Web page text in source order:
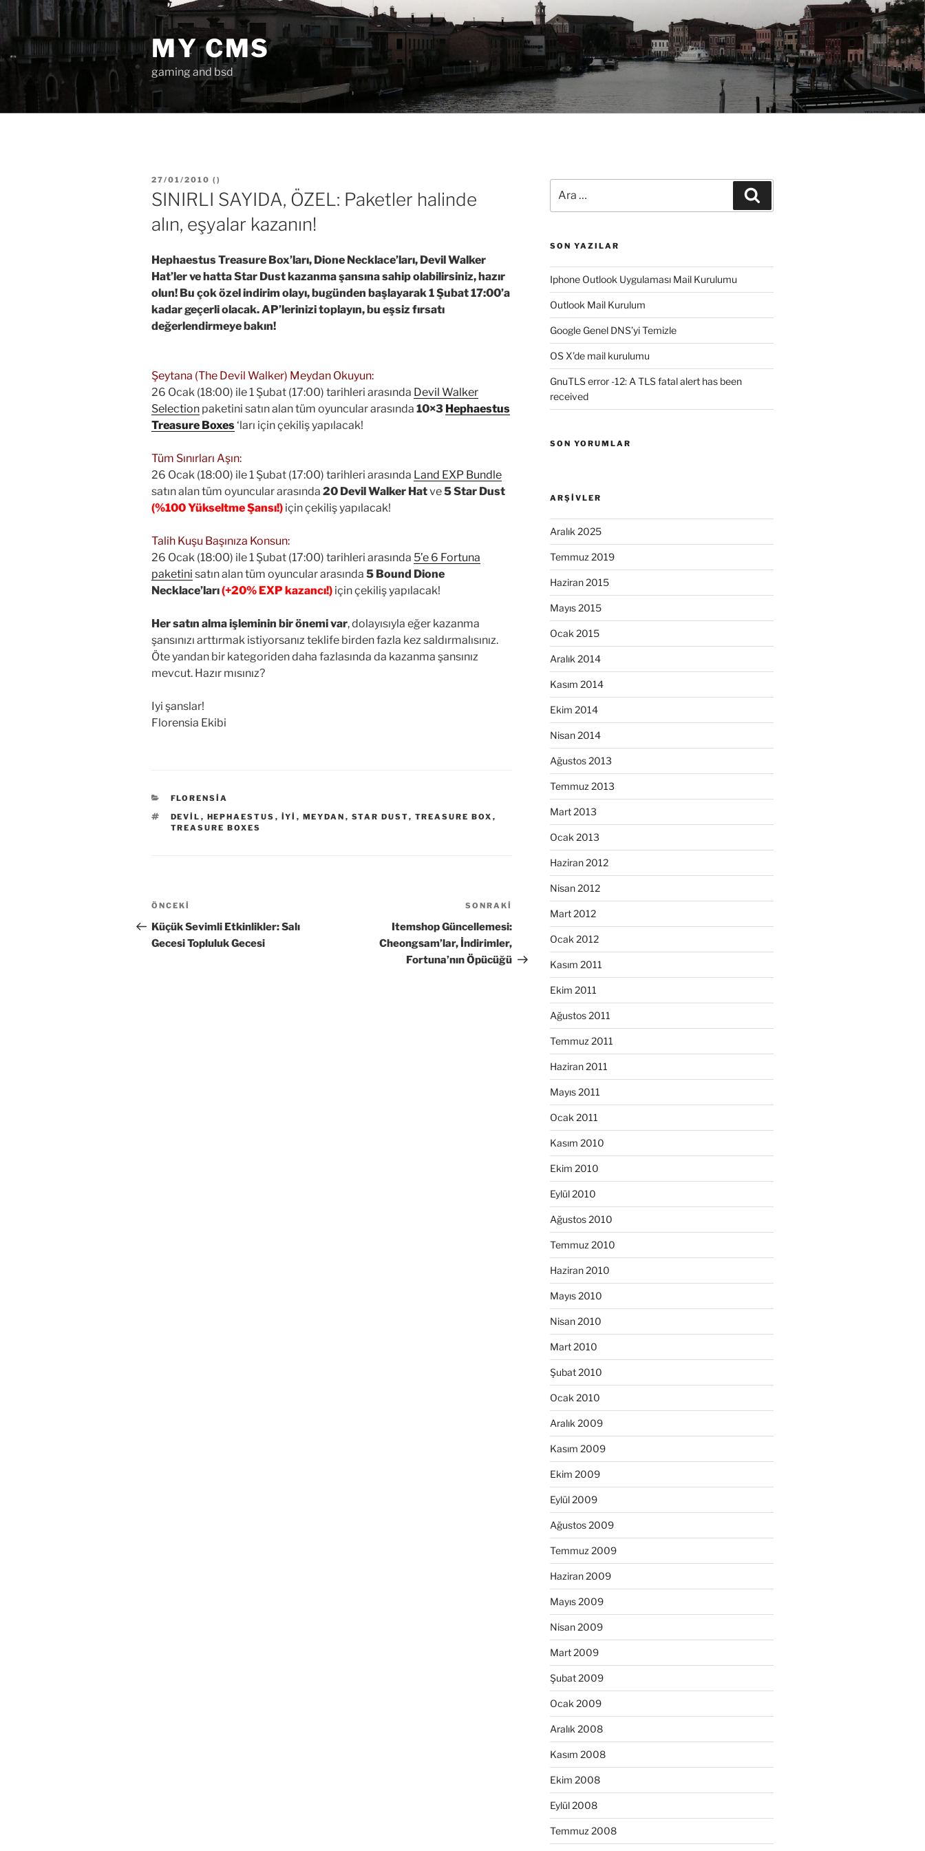
İçeriğe
geç
MY CMS
gaming and bsd
YAYIM
TARIHI
27/01/2010 ( )
SINIRLI SAYIDA, ÖZEL: Paketler halinde
alın, eşyalar kazanın!
Hephaestus Treasure Box’ları, Dione Necklace’ları, Devil Walker
Hat’ler ve hatta Star Dust kazanma şansına sahip olabilirsiniz, hazır
olun! Bu çok özel indirim olayı, bugünden başlayarak 1 Şubat 17:00’a
kadar geçerli olacak. AP’lerinizi toplayın, bu eşsiz fırsatı
değerlendirmeye bakın!
Şeytana (The Devil Walker) Meydan Okuyun:
26 Ocak (18:00) ile 1 Şubat (17:00) tarihleri arasında Devil Walker
Selection paketini satın alan tüm oyuncular arasında 10×3 Hephaestus
Treasure Boxes‘ları için çekiliş yapılacak!
Tüm Sınırları Aşın:
26 Ocak (18:00) ile 1 Şubat (17:00) tarihleri arasında Land EXP Bundle
satın alan tüm oyuncular arasında 20 Devil Walker Hatve5 Star Dust
(%100 Yükseltme Şansı!) için çekiliş yapılacak!
Talih Kuşu Başınıza Konsun:
26 Ocak (18:00) ile 1 Şubat (17:00) tarihleri arasında 5’e 6 Fortuna
paketini satın alan tüm oyuncular arasında 5 Bound Dione
Necklace’ları(+20% EXP kazancı!) için çekiliş yapılacak!
Her satın alma işleminin bir önemi var, dolayısıyla eğer kazanma
şansınızı arttırmak istiyorsanız teklife birden fazla kez saldırmalısınız.
Öte yandan bir kategoriden daha fazlasında da kazanma şansınız
mevcut. Hazır mısınız?
Iyi şanslar!
Florensia Ekibi
KATEGORILER
FLORENSIA
ETIKETLER
DEVIL , HEPHAESTUS , IYI , MEYDAN , STAR DUST, TREASURE BOX ,
TREASURE BOXES
Yazı
gezinmesi
Önceki
Yazı
ÖNCEKI
Küçük Sevimli Etkinlikler: Salı
Gecesi Topluluk Gecesi
Sonraki
Yazı
SONRAKI
Itemshop Güncellemesi:
Cheongsam’lar, İndirimler,
Fortuna’nın Öpücüğü
SON YAZILAR
Iphone Outlook Uygulaması Mail Kurulumu
Outlook Mail Kurulum
Google Genel DNS’yi Temizle
OS X’de mail kurulumu
GnuTLS error -12: A TLS fatal alert has been
received
SON YORUMLAR
ARŞIVLER
Aralık 2025
Temmuz 2019
Haziran 2015
Mayıs 2015
Ocak 2015
Aralık 2014
Kasım 2014
Ekim 2014
Nisan 2014
Ağustos 2013
Temmuz 2013
Mart 2013
Ocak 2013
Haziran 2012
Nisan 2012
Mart 2012
Ocak 2012
Kasım 2011
Ekim 2011
Ağustos 2011
Temmuz 2011
Haziran 2011
Mayıs 2011
Ocak 2011
Kasım 2010
Ekim 2010
Eylül 2010
Ağustos 2010
Temmuz 2010
Haziran 2010
Mayıs 2010
Nisan 2010
Mart 2010
Şubat 2010
Ocak 2010
Aralık 2009
Kasım 2009
Ekim 2009
Eylül 2009
Ağustos 2009
Temmuz 2009
Haziran 2009
Mayıs 2009
Nisan 2009
Mart 2009
Şubat 2009
Ocak 2009
Aralık 2008
Kasım 2008
Ekim 2008
Eylül 2008
Temmuz 2008